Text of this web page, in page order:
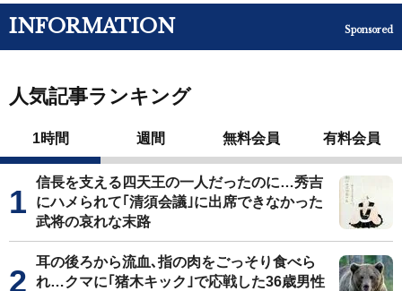
INFORMATION Sponsored
人気記事ランキング
1時間 週間 無料会員 有料会員
信長を支える四天王の一人だったのに…秀吉
にハメられて｢清須会議｣に出席できなかった
武将の哀れな末路
耳の後ろから流血､指の肉をごっそり食べら
れ…クマに｢猪木キック｣で応戦した36歳男性